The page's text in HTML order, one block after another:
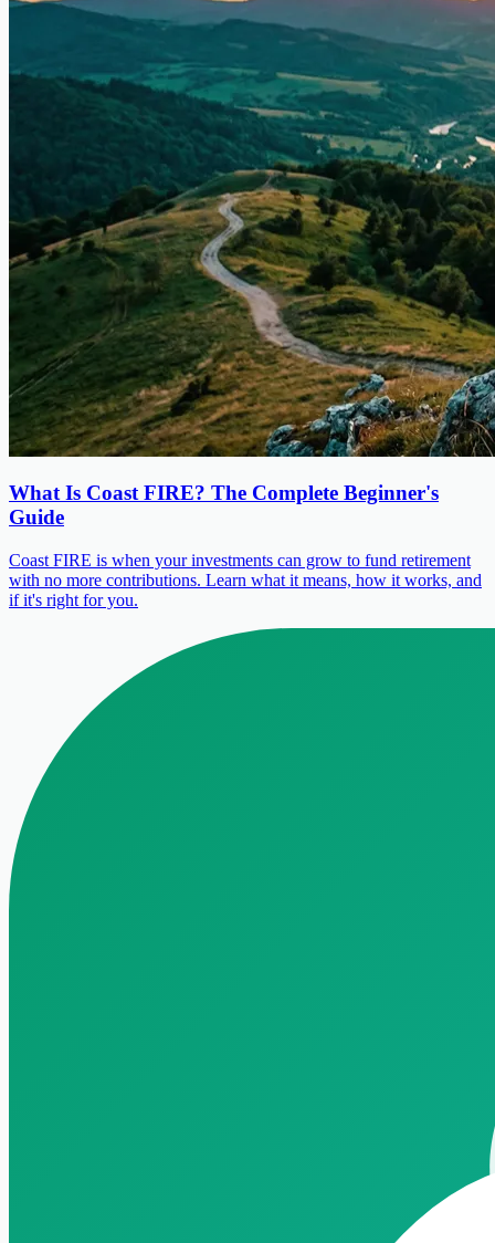
What Is Coast FIRE? The Complete Beginner's
Guide
Coast FIRE is when your investments can grow to fund retirement
with no more contributions. Learn what it means, how it works, and
if it's right for you.